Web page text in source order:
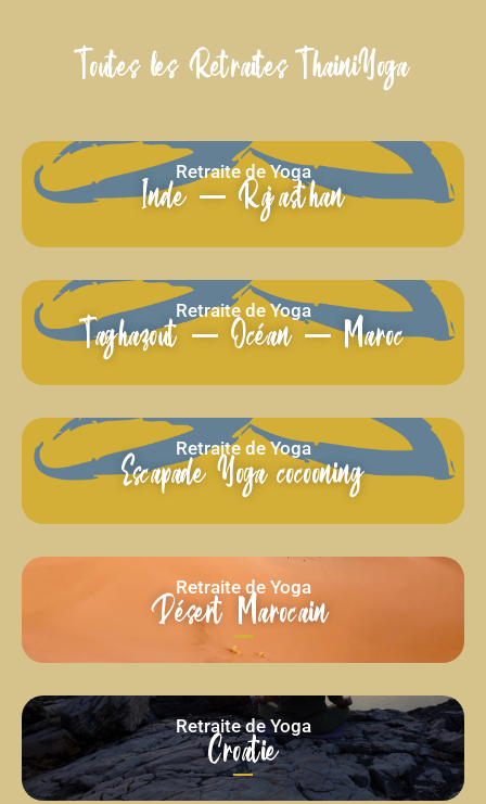
Toutes les Retraites ThainiYoga
Retraite de Yoga
Inde – Rajasthan
Retraite de Yoga
Taghazout – Océan – Maroc
Retraite de Yoga
Escapade Yoga cocooning
Retraite de Yoga
Désert Marocain
Retraite de Yoga
Croatie